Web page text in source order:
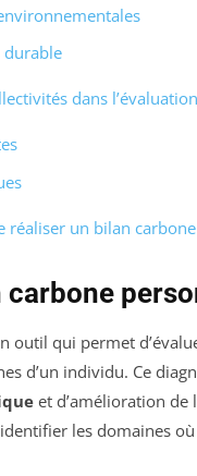
durable
dans
réaliser un bilan
carbone
outil qui permet
d’un individu. Ce
et d’amélioration de
les domaines